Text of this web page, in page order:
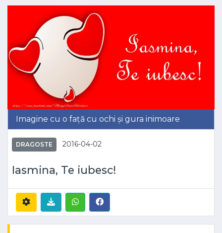
Imagine cu o față cu ochi și gura inimoare
DRAGOSTE 2016-04-02
Iasmina, Te iubesc!